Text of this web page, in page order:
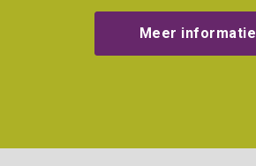
Meer informatie